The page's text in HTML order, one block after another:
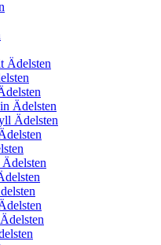
Ädelsten
Ädelsten
Ädelsten